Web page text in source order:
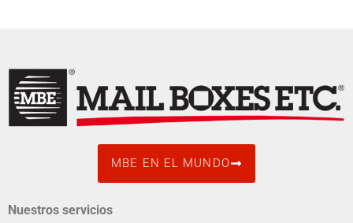
MBE EN EL MUNDO
Nuestros servicios